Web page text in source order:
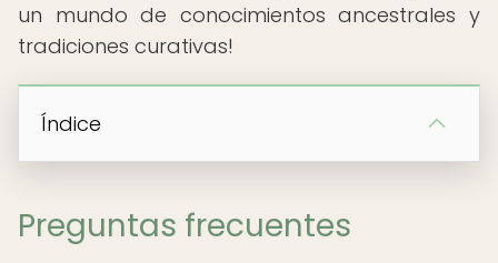
un mundo de conocimientos ancestrales y
tradiciones curativas!
Índice
Preguntas frecuentes